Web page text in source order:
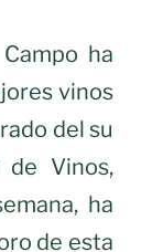
ha
vinos
del su
de Vinos,
ha
de esta